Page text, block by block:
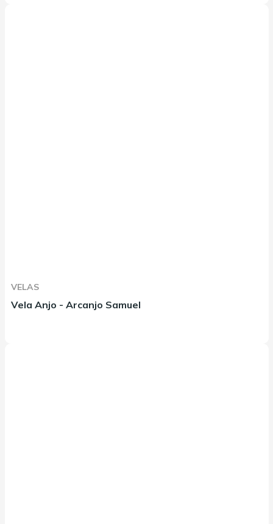
VELAS
Vela Anjo - Arcanjo Samuel